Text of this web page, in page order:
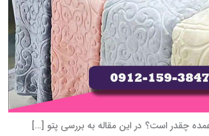
چقدر است؟ در این مقاله به بررسی پتو […]